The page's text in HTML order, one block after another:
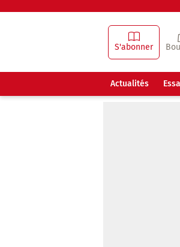
S'abonner
Actualités